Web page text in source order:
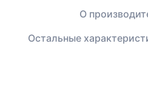
О
Остальные